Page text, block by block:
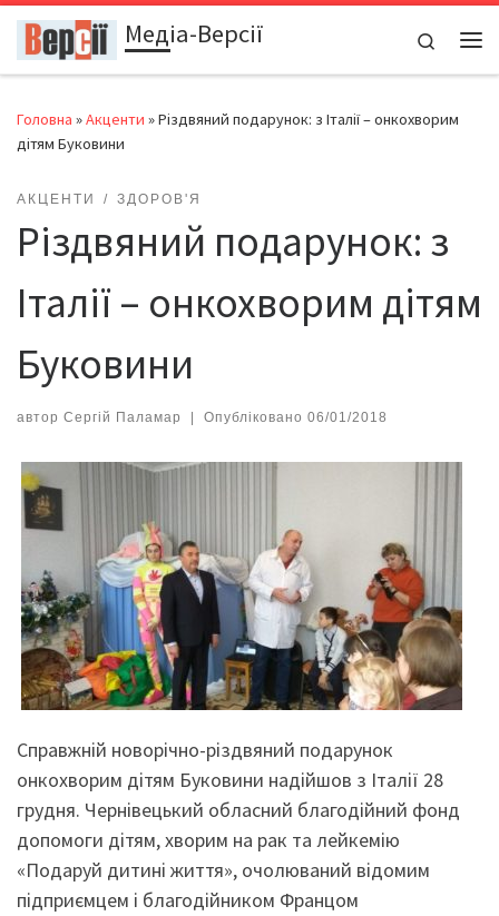
Перейти до вмістуМедіа-Версії
Search
Головна »Акценти »Різдвяний подарунок: з Італії – онкохворим
дітям Буковини
АКЦЕНТИ ЗДОРОВ'Я
Різдвяний подарунок: з
Італії – онкохворим дітям
Буковини
автор Сергій Паламар | Опубліковано 06/01/2018
Справжній новорічно-різдвяний подарунок
онкохворим дітям Буковини надійшов з Італії 28
грудня. Чернівецький обласний благодійний фонд
допомоги дітям, хворим на рак та лейкемію
«Подаруй дитині життя», очолюваний відомим
підприємцем і благодійником Францом